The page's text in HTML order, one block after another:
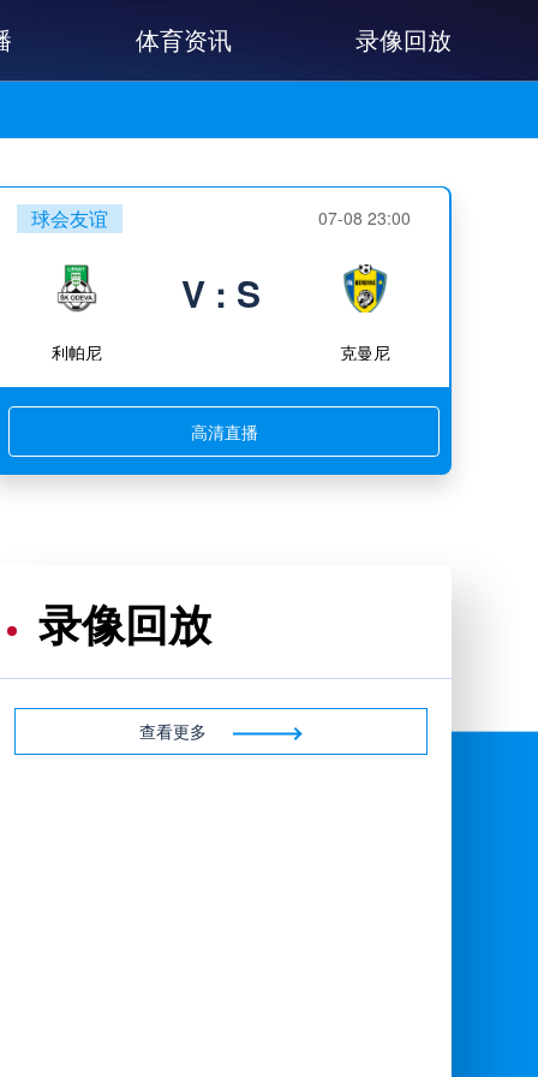
体育资讯 录像回放
球会友谊 07-08 23:00
利帕尼
V : S
克曼尼
高清直播
录像回放
查看更多